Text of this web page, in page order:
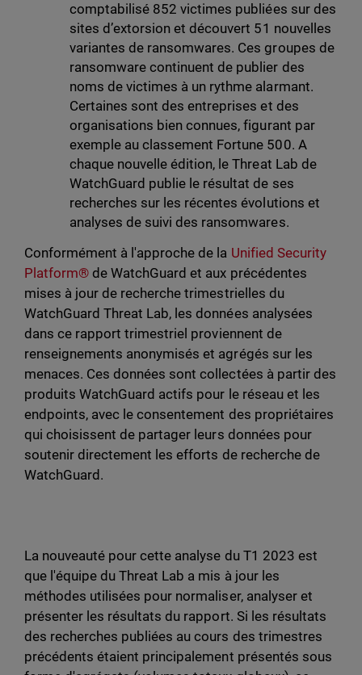
comptabilisé 852 victimes publiées sur des
sites d’extorsion et découvert 51 nouvelles
variantes de ransomwares. Ces groupes de
ransomware continuent de publier des
noms de victimes à un rythme alarmant.
Certaines sont des entreprises et des
organisations bien connues, figurant par
exemple au classement Fortune 500. A
chaque nouvelle édition, le Threat Lab de
WatchGuard publie le résultat de ses
recherches sur les récentes évolutions et
analyses de suivi des ransomwares.
Conformément à l'approche de la Unified Security
Platform® de WatchGuard et aux précédentes
mises à jour de recherche trimestrielles du
WatchGuard Threat Lab, les données analysées
dans ce rapport trimestriel proviennent de
renseignements anonymisés et agrégés sur les
menaces. Ces données sont collectées à partir des
produits WatchGuard actifs pour le réseau et les
endpoints, avec le consentement des propriétaires
qui choisissent de partager leurs données pour
soutenir directement les efforts de recherche de
WatchGuard.
La nouveauté pour cette analyse du T1 2023 est
que l'équipe du Threat Lab a mis à jour les
méthodes utilisées pour normaliser, analyser et
présenter les résultats du rapport. Si les résultats
des recherches publiées au cours des trimestres
précédents étaient principalement présentés sous